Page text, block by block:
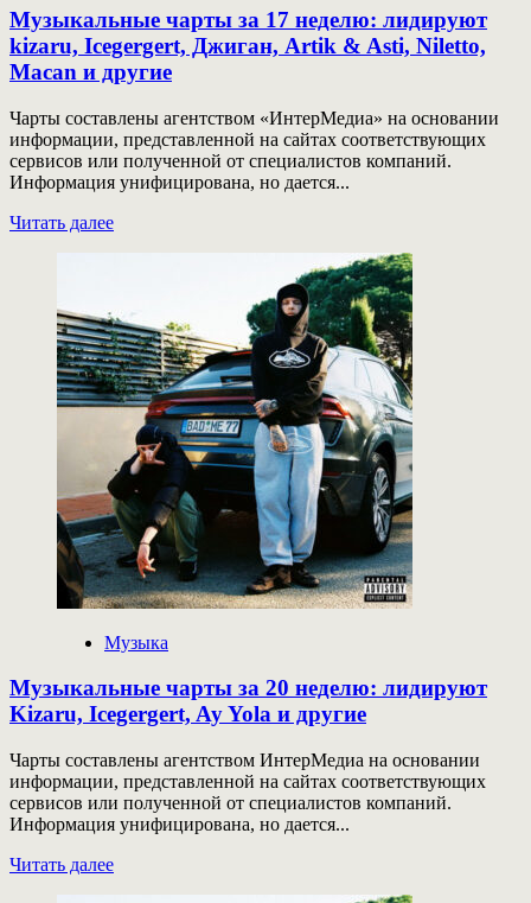
Музыкальные чарты за 17 неделю: лидируют
kizaru, Icegergert, Джиган, Artik & Asti, Niletto,
Macan и другие
Чарты составлены агентством «ИнтерМедиа» на основании
информации, представленной на сайтах соответствующих
сервисов или полученной от специалистов компаний.
Информация унифицирована, но дается...
Читать далееПрочитать
за
17
неделю:
лидируют
kizaru,
Icegergert,
Джиган,
Artik
&
Asti,
Niletto,
Macan
другие
Музыка
Музыкальные чарты за 20 неделю: лидируют
Kizaru, Icegergert, Ay Yola и другие
Чарты составлены агентством ИнтерМедиа на основании
информации, представленной на сайтах соответствующих
сервисов или полученной от специалистов компаний.
Информация унифицирована, но дается...
Читать далееПрочитать